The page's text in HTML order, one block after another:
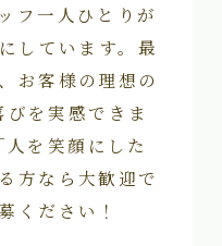
フ一人ひとりが
しています。最
お客様の理想の
を実感できま
を笑顔にした
方なら大歓迎で
ください！